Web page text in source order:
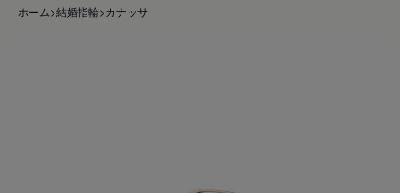
ホーム>結婚指輪>カナッサ